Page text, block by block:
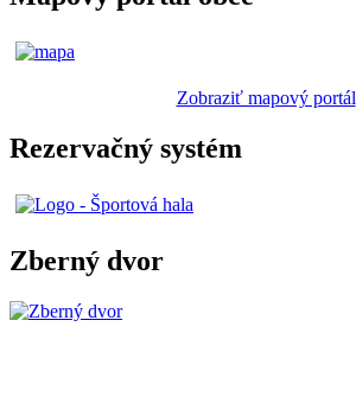
Zobraziť mapový portál
Rezervačný systém
Zberný dvor